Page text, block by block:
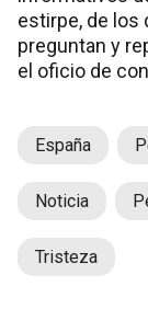
estirpe, de los
preguntan y
el oficio de
España
Noticia
Tristeza